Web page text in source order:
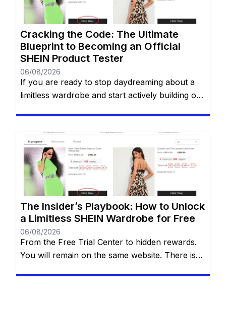
Cracking the Code: The Ultimate
Blueprint to Becoming an Official
SHEIN Product Tester
06/08/2026
If you are ready to stop daydreaming about a
limitless wardrobe and start actively building one
social media about the highly coveted SHEIN
Free Trial Center. However, locating this hidden
gem—and more importantly, actually getting
your applications approved—can often […]
The Insider’s Playbook: How to Unlock
a Limitless SHEIN Wardrobe for Free
06/08/2026
From the Free Trial Center to hidden rewards.
You will remain on the same website. There is